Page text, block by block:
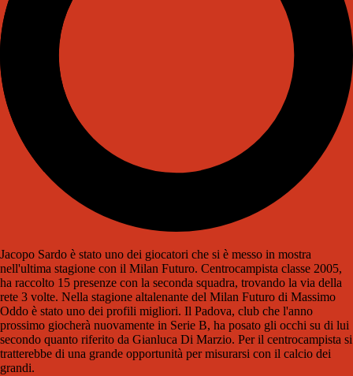
Jacopo Sardo è stato uno dei giocatori che si è messo in mostra
nell'ultima stagione con il Milan Futuro. Centrocampista classe 2005,
ha raccolto 15 presenze con la seconda squadra, trovando la via della
rete 3 volte. Nella stagione altalenante del Milan Futuro di Massimo
Oddo è stato uno dei profili migliori. Il Padova, club che l'anno
prossimo giocherà nuovamente in Serie B, ha posato gli occhi su di lui
secondo quanto riferito da Gianluca Di Marzio. Per il centrocampista si
tratterebbe di una grande opportunità per misurarsi con il calcio dei
grandi.